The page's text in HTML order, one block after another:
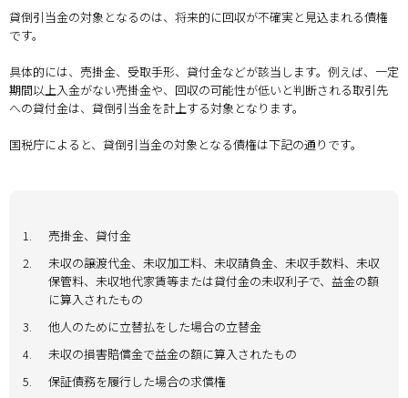
貸倒引当金の対象となるのは、将来的に回収が不確実と見込まれる債権
です。
具体的には、売掛金、受取手形、貸付金などが該当します。例えば、一定
期間以上入金がない売掛金や、回収の可能性が低いと判断される取引先
への貸付金は、貸倒引当金を計上する対象となります。
国税庁によると、貸倒引当金の対象となる債権は下記の通りです。
1.
売掛金、貸付金
2.
未収の譲渡代金、未収加工料、未収請負金、未収手数料、未収
保管料、未収地代家賃等または貸付金の未収利子で、益金の額
に算入されたもの
3.
他人のために立替払をした場合の立替金
4.
未収の損害賠償金で益金の額に算入されたもの
5.
保証債務を履行した場合の求償権